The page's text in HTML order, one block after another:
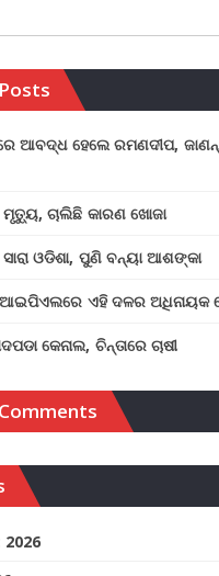
ଆବଦ୍ଧ ହେଲେ ରମଣଦୀପ,
ମୃତ୍ୟୁ, ଚାଲିଛି କାରଣ ଖୋଜା
ସାରା ଓଡିଶା, ପୁଣି ବନ୍ୟା ଆଶଙ୍କା
ଆଇପିଏଲରେ ଏହି ଦଳର ଅଧିନାୟକ
କେନାଲ, ଚିନ୍ତାରେ ଚାଷୀ